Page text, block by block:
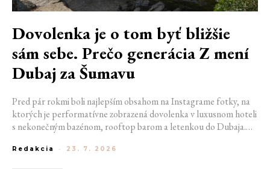
Dovolenka je o tom byť bližšie
sám sebe. Prečo generácia Z mení
Dubaj za Šumavu
Pred pár rokmi boli najlepším obsahom na Instagrame fotky, na
ktorých je performatívne zobrazená dovolenka v luxusnom hoteli
s nekonečným bazénom, rooftop barom a letenkou do Dubaja.
Jizerských horách. Ranné kúpanie v lome. Výlet vlakom na
Redakcia - 23. 7. 2026